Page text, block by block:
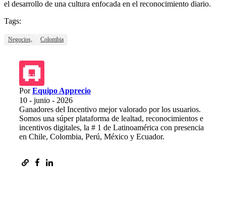
el desarrollo de una cultura enfocada en el reconocimiento diario.
Tags:
Negocios, Colombia
PorEquipo Apprecio
10 - junio - 2026
Ganadores del Incentivo mejor valorado por los usuarios.
Somos una súper plataforma de lealtad, reconocimientos e
incentivos digitales, la # 1 de Latinoamérica con presencia
en Chile, Colombia, Perú, México y Ecuador.